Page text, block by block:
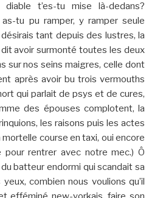
diable t’es-tu mise là-dedans?
tu pu ramper, y ramper seule
tant depuis des lustres, la
avoir surmonté toutes les deux
sur nos seins maigres, celle dont
après avoir bu trois vermouths
qui parlait de psys et de cures,
des épouses complotent, la
les raisons puis les actes
course en taxi, oui encore
rentrer avec notre mec.) Ô
batteur endormi qui scandait sa
combien nous voulions qu’il